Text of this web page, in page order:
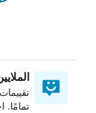
تمامًا.